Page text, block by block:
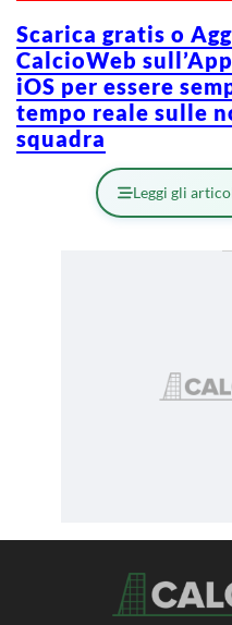
Scarica gratis o
CalcioWeb
iOS per essere
tempo reale sulle
squadra
Leggi gli